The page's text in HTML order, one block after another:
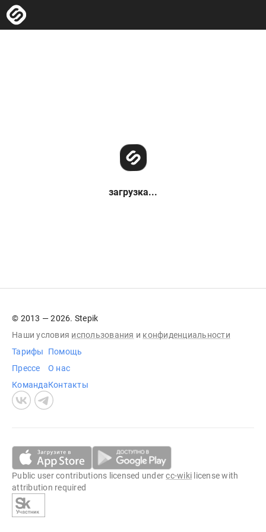
загрузка...
© 2013 — 2026. Stepik
Наши условия использования и конфиденциальности
Тарифы
Прессе
Команда
Помощь
О нас
Контакты
Public user contributions licensed undercc-wiki license with
attribution required